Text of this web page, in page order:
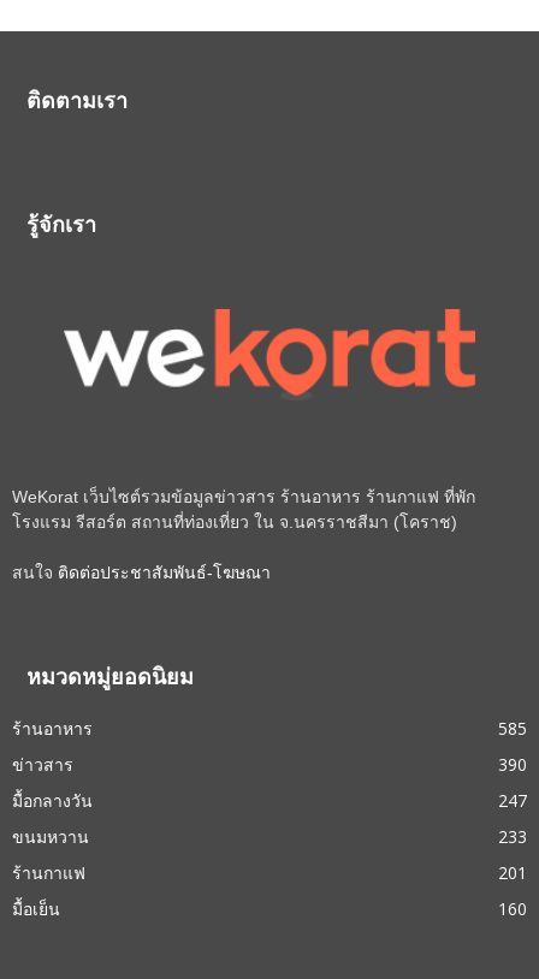
ติดตามเรา
รู้จักเรา
WeKorat เว็บไซต์รวมข้อมูลข่าวสาร ร้านอาหาร ร้านกาแฟ ที่พัก
โรงแรม รีสอร์ต สถานที่ท่องเที่ยว ใน จ.นครราชสีมา (โคราช)
สนใจ ติดต่อประชาสัมพันธ์-โฆษณา
หมวดหมู่ยอดนิยม
ร้านอาหาร
585
ข่าวสาร
390
มื้อกลางวัน
247
ขนมหวาน
233
ร้านกาแฟ
201
มื้อเย็น
160